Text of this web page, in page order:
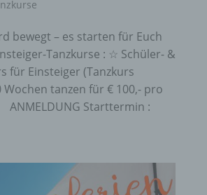
bewegt – es starten für Euch
Tanzkurse : ☆ Schüler- &
für Einsteiger (Tanzkurs
Wochen tanzen für € 100,- pro
Starttermin :